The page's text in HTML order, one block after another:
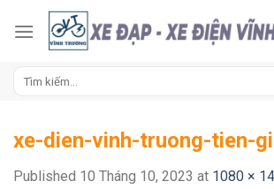
xe-dien-vinh-truong-tien-
Published 10 Tháng 10, 2023 at 1080 ×